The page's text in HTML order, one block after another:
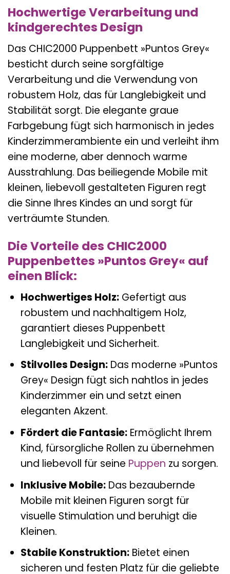
Hochwertige Verarbeitung und
kindgerechtes Design
Das CHIC2000 Puppenbett »Puntos Grey«
besticht durch seine sorgfältige
Verarbeitung und die Verwendung von
robustem Holz, das für Langlebigkeit und
Stabilität sorgt. Die elegante graue
Farbgebung fügt sich harmonisch in jedes
Kinderzimmerambiente ein und verleiht ihm
eine moderne, aber dennoch warme
Ausstrahlung. Das beiliegende Mobile mit
kleinen, liebevoll gestalteten Figuren regt
die Sinne Ihres Kindes an und sorgt für
verträumte Stunden.
Die Vorteile des CHIC2000
Puppenbettes »Puntos Grey« auf
einen Blick:
Hochwertiges Holz:Gefertigt aus
robustem und nachhaltigem Holz,
garantiert dieses Puppenbett
Langlebigkeit und Sicherheit.
Stilvolles Design:Das moderne »Puntos
Grey« Design fügt sich nahtlos in jedes
Kinderzimmer ein und setzt einen
eleganten Akzent.
Fördert die Fantasie:Ermöglicht Ihrem
Kind, fürsorgliche Rollen zu übernehmen
und liebevoll für seine Puppen zu sorgen.
Inklusive Mobile:Das bezaubernde
Mobile mit kleinen Figuren sorgt für
visuelle Stimulation und beruhigt die
Kleinen.
Stabile Konstruktion:Bietet einen
sicheren und festen Platz für die geliebte